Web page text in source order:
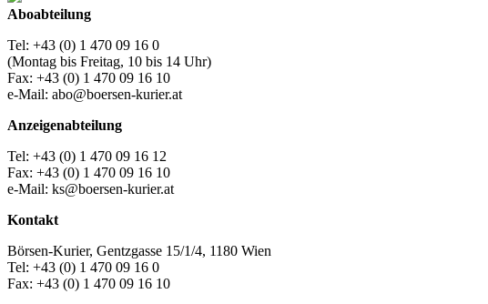
Aboabteilung
Tel: +43 (0) 1 470 09 16 0
(Montag bis Freitag, 10 bis 14 Uhr)
Fax: +43 (0) 1 470 09 16 10
e-Mail: abo@boersen-kurier.at
Anzeigenabteilung
Tel: +43 (0) 1 470 09 16 12
Fax: +43 (0) 1 470 09 16 10
e-Mail: ks@boersen-kurier.at
Kontakt
Börsen-Kurier, Gentzgasse 15/1/4, 1180 Wien
Tel: +43 (0) 1 470 09 16 0
Fax: +43 (0) 1 470 09 16 10